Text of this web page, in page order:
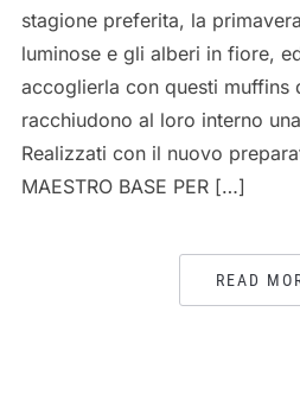
stagione preferita, la
luminose e gli alberi in fiore,
accoglierla con questi muffins
racchiudono al loro interno
Realizzati con il nuovo
MAESTRO BASE PER […]
READ